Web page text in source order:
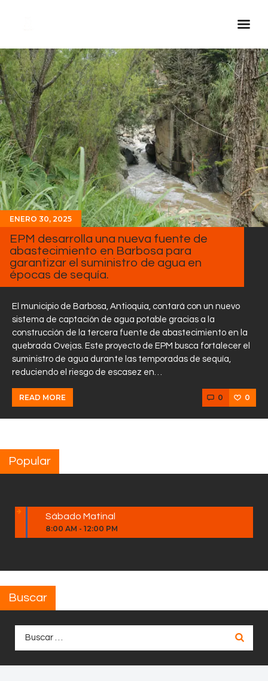
Inicio Real FM
Streaming
En Vivo
Descarga La APP
Programas
Noticias
Equipo
Sobre Nosotros
Contactos
ENERO 30, 2025
EPM desarrolla una nueva fuente de
abastecimiento en Barbosa para
garantizar el suministro de agua en
épocas de sequía.
El municipio de Barbosa, Antioquia, contará con un nuevo
sistema de captación de agua potable gracias a la
construcción de la tercera fuente de abastecimiento en la
quebrada Ovejas. Este proyecto de EPM busca fortalecer el
suministro de agua durante las temporadas de sequía,
reduciendo el riesgo de escasez en…
READ MORE 0 0
Popular
Sábado Matinal
8:00 AM - 12:00 PM
Buscar